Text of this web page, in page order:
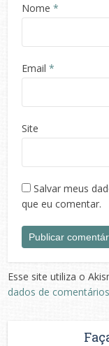
Nome *
Email *
Site
Salvar meus
que eu comentar.
Esse site utiliza o
dados de